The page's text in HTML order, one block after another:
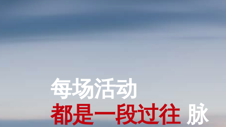
每场活动
都是一段过往
都是
脉